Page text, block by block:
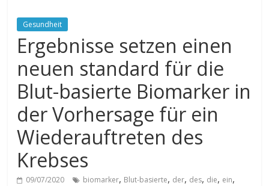
Gesundheit
Ergebnisse setzen einen
neuen standard für die
Blut-basierte Biomarker in
der Vorhersage für ein
Wiederauftreten des
Krebses
09/07/2020 biomarker, Blut-basierte, der, des, die, ein,